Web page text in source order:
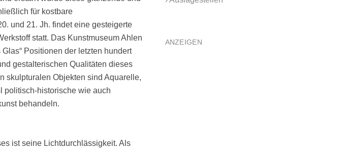
für kostbare
und 21. Jh. findet eine gesteigerte
statt. Das Kunstmuseum Ahlen
Positionen der letzten hundert
gestalterischen Qualitäten dieses
skulpturalen Objekten sind Aquarelle,
politisch-historische wie auch
behandeln.
ist seine Lichtdurchlässigkeit. Als
ANZEIGEN